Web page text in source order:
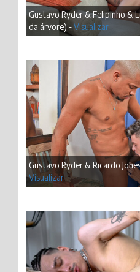
Gustavo Ryder & Felipinho &
da árvore) -Visualizar
Gustavo Ryder & Ricardo
Visualizar